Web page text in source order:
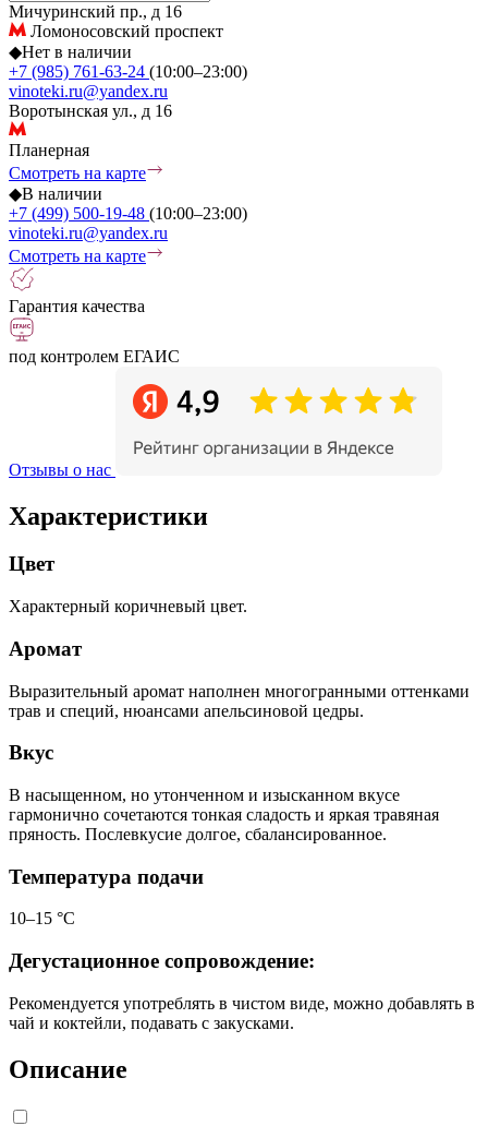
Мичуринский пр., д 16
Ломоносовский проспект
◆Нет в наличии
+7 (985) 761-63-24 (10:00–23:00)
vinoteki.ru@yandex.ru
Воротынская ул., д 16
Планерная
Смотреть на карте
◆В наличии
+7 (499) 500-19-48 (10:00–23:00)
vinoteki.ru@yandex.ru
Смотреть на карте
Гарантия качества
под контролем ЕГАИС
Отзывы о нас
Характеристики
Цвет
Характерный коричневый цвет.
Аромат
Выразительный аромат наполнен многогранными оттенками
трав и специй, нюансами апельсиновой цедры.
Вкус
В насыщенном, но утонченном и изысканном вкусе
гармонично сочетаются тонкая сладость и яркая травяная
пряность. Послевкусие долгое, сбалансированное.
Температура подачи
10–15 °С
Дегустационное сопровождение:
Рекомендуется употреблять в чистом виде, можно добавлять в
чай и коктейли, подавать с закусками.
Описание